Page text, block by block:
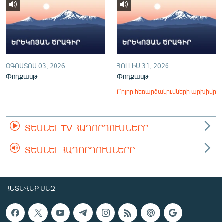
ՕԳՈՍՏՈՍ 03, 2026
Փոդքասթ
ՀՈՒԼԻՍ 31, 2026
Փոդքասթ
Բոլոր հեռարձակումների արխիվը
ՏԵՍՆԵԼ TV ՀԱՂՈՐԴՈՒՄՆԵՐԸ
ՏԵՍՆԵԼ ՀԱՂՈՐԴՈՒՄՆԵՐԸ
ՀԵՏԵՎԵՔ ՄԵԶ